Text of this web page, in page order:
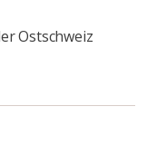
Ostschweiz